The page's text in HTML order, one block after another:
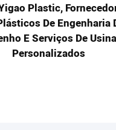
Plastic,
De Engenharia
E Serviços De
Personalizados